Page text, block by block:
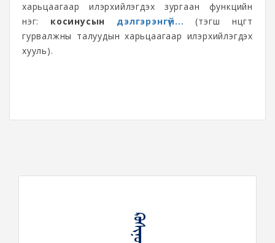
харьцаагаар илэрхийлэгдэх зургаан функцийн
нэг: косинусын дэлгэрэнгүй... (тэгш өнцөгт
гурвалжны талуудын харьцаагаар илэрхийлэгдэх
хууль).